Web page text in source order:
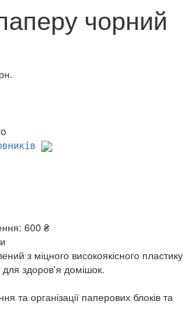
чорний
600 ₴
з міцного високоякісного пластику
здоров'я домішок.
та організації паперових блоків та